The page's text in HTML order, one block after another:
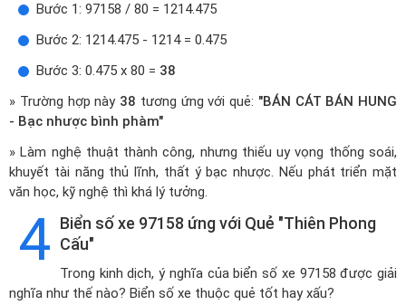
Bước 1: 97158 / 80 = 1214.475
Bước 2: 1214.475 - 1214 = 0.475
Bước 3: 0.475 x 80 = 38
» Trường hợp này 38 tương ứng với quẻ: "BÁN CÁT BÁN HUNG
- Bạc nhược bình phàm"
» Làm nghệ thuật thành công, nhưng thiếu uy vọng thống soái,
khuyết tài năng thủ lĩnh, thất ý bạc nhược. Nếu phát triển mặt
văn học, kỹ nghệ thì khá lý tưởng.
4 Biển số xe 97158 ứng với Quẻ "Thiên Phong
Cấu"
Trong kinh dịch, ý nghĩa của biển số xe 97158 được giải
nghĩa như thế nào? Biển số xe thuộc quẻ tốt hay xấu?